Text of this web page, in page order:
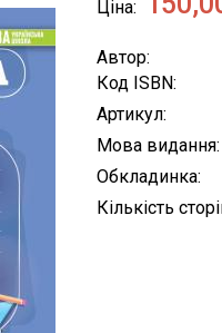
Ціна
Автор
Код ISBN
Артикул
Мова видання
Обкладинка
Кількість